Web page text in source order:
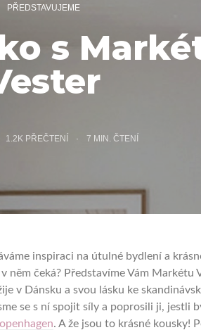
PŘEDSTAVUJEME
s
1.2K PŘEČTENÍ 7 MIN. ČTENÍ
inspiraci na útulné bydlení a
něm čeká? Představíme Vám Markétu
v Dánsku a svou lásku ke
se s ní spojit síly a poprosili ji, jestli
. A že jsou to krásné kousky!